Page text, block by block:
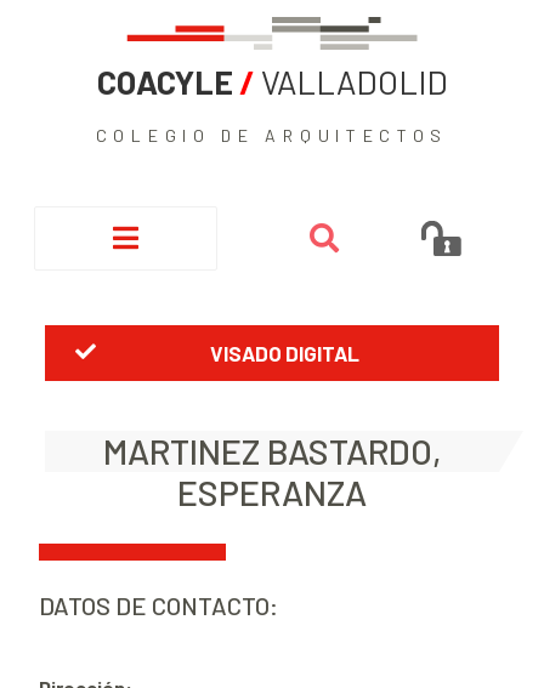
COACYLE / VALLADOLID
COLEGIO DE ARQUITECTOS
VISADO DIGITAL
MARTINEZ BASTARDO,
ESPERANZA
DATOS DE CONTACTO: